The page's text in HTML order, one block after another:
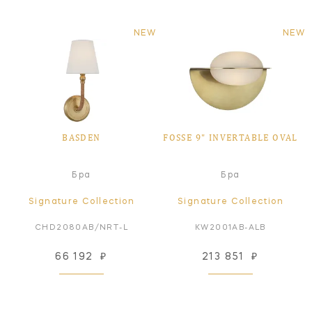
NEW
BASDEN
Бра
Signature Collection
CHD2080AB/NRT-L
66 192 ₽
NEW
FOSSE 9" INVERTABLE OVAL
Бра
Signature Collection
KW2001AB-ALB
213 851 ₽